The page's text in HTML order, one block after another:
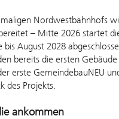
Nordwestbahnhofs
– Mitte 2026 startet
bis August 2028
bereits die ersten
erste GemeindebauNEU
des Projekts.
ankommen